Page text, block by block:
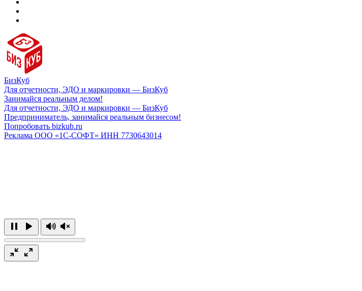
БизКуб
Для отчетности, ЭДО и маркировки — БизКуб
Занимайся реальным делом!
Для отчетности, ЭДО и маркировки — БизКуб
Предприниматель, занимайся реальным бизнесом!
Попробовать bizkub.ru
Реклама ООО «1С-СОФТ» ИНН 7730643014